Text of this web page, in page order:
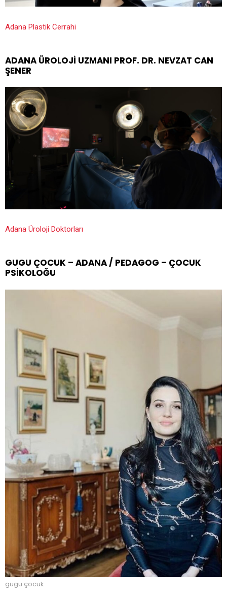
Adana Plastik Cerrahi
ADANA ÜROLOJI UZMANI PROF. DR. NEVZAT CAN
ŞENER
Adana Üroloji Doktorları
GUGU ÇOCUK – ADANA / PEDAGOG – ÇOCUK
PSIKOLOĞU
gugu çocuk